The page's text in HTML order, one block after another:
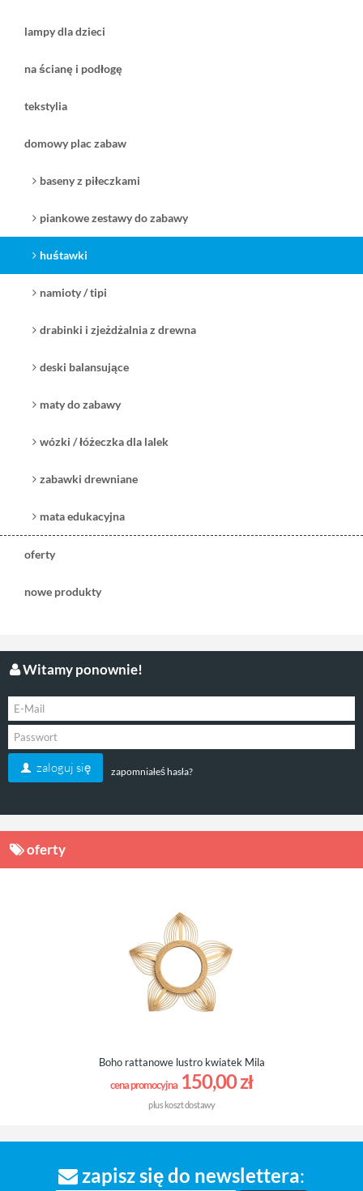
lampy dla dzieci
na ścianę i podłogę
tekstylia
domowy plac zabaw
baseny z piłeczkami
piankowe zestawy do zabawy
huśtawki
namioty / tipi
drabinki i zjeżdżalnia z drewna
deski balansujące
maty do zabawy
wózki / łóżeczka dla lalek
zabawki drewniane
mata edukacyjna
oferty
nowe produkty
Witamy ponownie!
zaloguj się zapomniałeś hasła?
oferty
Boho rattanowe lustro kwiatek Mila
cena promocyjna 150,00 zł
plus koszt dostawy
zapisz się do newslettera